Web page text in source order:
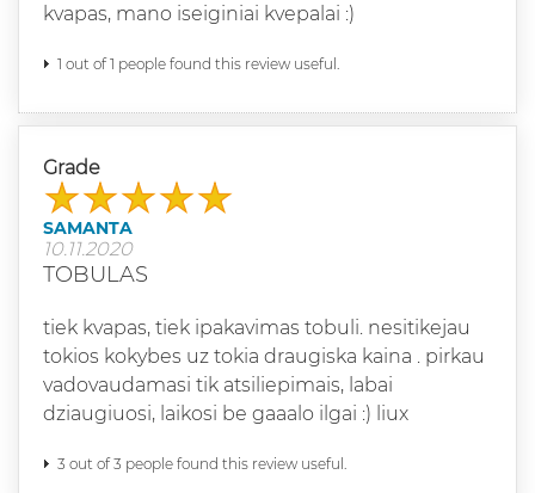
kvapas, mano iseiginiai kvepalai :)
1 out of 1 people found this review useful.
Grade
SAMANTA
10.11.2020
TOBULAS
tiek kvapas, tiek ipakavimas tobuli. nesitikejau
tokios kokybes uz tokia draugiska kaina . pirkau
vadovaudamasi tik atsiliepimais, labai
dziaugiuosi, laikosi be gaaalo ilgai :) liux
3 out of 3 people found this review useful.